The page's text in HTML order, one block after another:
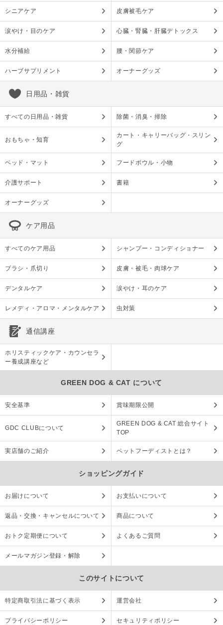
シニアケア 皮膚被毛ケア
涙やけ・目のケア 心臓・腎臓・肝臓デトックス
水分補給 腰・関節ケア
ハーブサプリメント オーナーグッズ
日用品・雑貨
すべての日用品・雑貨 除菌・消臭・掃除
おもちゃ・知育
カート・キャリーバッグ・スリン
グ
ベッド・マット フードボウル・小物
介護サポート 書籍
オーナーグッズ
ケア用品
すべてのケア用品 シャンプー・コンディショナー
ブラシ・爪切り 皮膚・被毛・肉球ケア
デンタルケア 涙やけ・耳のケア
レメディ・アロマ・メンタルケア 虫対策
通信講座
ホリスティックケア・カウンセラ
ー養成講座など
GREEN DOG & CAT について
安全基準 賞味期限公開
GDC CLUBについて
GREEN DOG & CAT 総合サイト
TOP
実店舗のご紹介 ペットフーディストとは？
ショッピングガイド
お届けについて お支払いについて
返品・交換・キャンセルについて 商品について
おトク定期便について よくあるご質問
メールマガジン登録・解除
このサイトについて
特定商取引法に基づく表示 運営会社
プライバシーポリシー セキュリティポリシー